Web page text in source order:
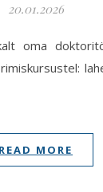
20.01.2026
oma
READ MORE